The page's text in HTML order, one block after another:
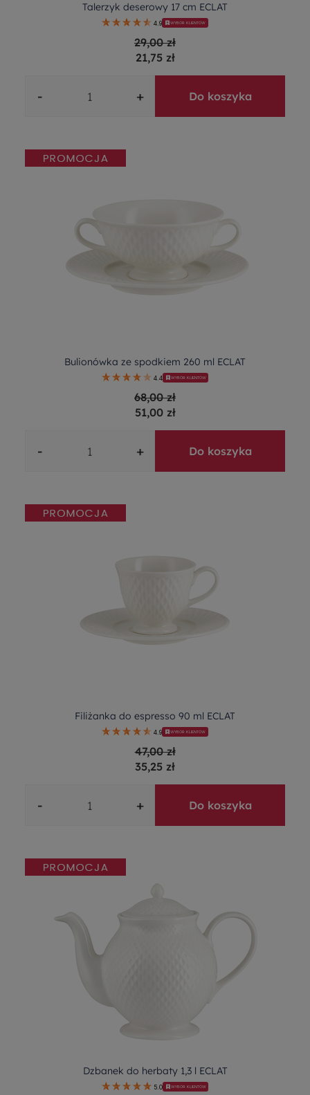
Talerzyk deserowy 17 cm ECLAT
4.9 WYBÓR KLIENTÓW
29,00 zł
21,75 zł
- + Do koszyka
Bulionówka ze spodkiem 260 ml ECLAT
4.4 WYBÓR KLIENTÓW
68,00 zł
51,00 zł
- + Do koszyka
Filiżanka do espresso 90 ml ECLAT
4.9 WYBÓR KLIENTÓW
47,00 zł
35,25 zł
- + Do koszyka
Dzbanek do herbaty 1,3 l ECLAT
5.0 WYBÓR KLIENTÓW